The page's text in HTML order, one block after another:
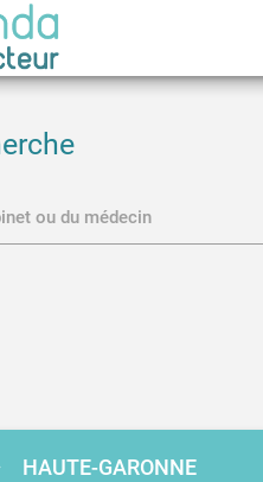
ou du médecin
HAUTE-GARONNE